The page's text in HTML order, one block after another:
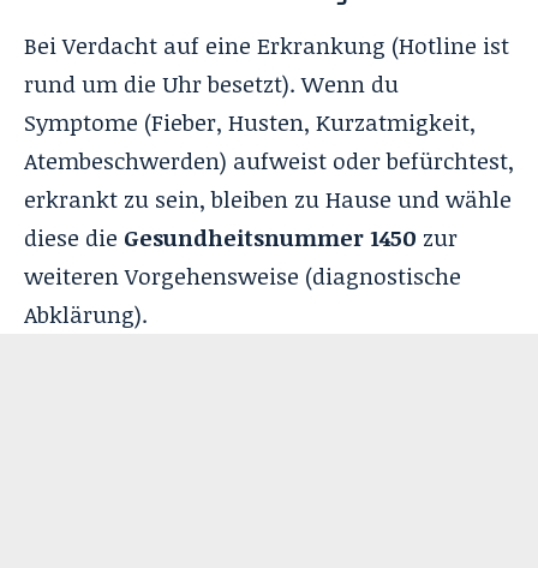
Bei Verdacht auf eine Erkrankung (Hotline ist
rund um die Uhr besetzt). Wenn du
Symptome (Fieber, Husten, Kurzatmigkeit,
Atembeschwerden) aufweist oder befürchtest,
erkrankt zu sein, bleiben zu Hause und wähle
diese die Gesundheitsnummer 1450 zur
weiteren Vorgehensweise (diagnostische
Abklärung).